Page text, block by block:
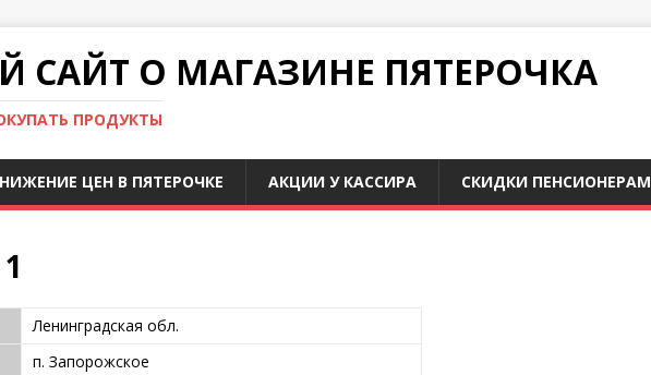
О МАГАЗИНЕ ПЯТЕРОЧКА
ПРОДУКТЫ
ЦЕН В ПЯТЕРОЧКЕ АКЦИИ У КАССИРА СКИДКИ ПЕНСИОНЕРАМ
Ленинградская обл.
п. Запорожское